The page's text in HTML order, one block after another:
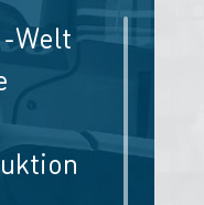
Welt